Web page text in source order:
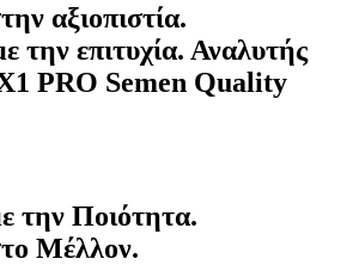
αξιοπιστία.
την επιτυχία. Αναλυτής
PRO Semen Quality
την Ποιότητα.
Μέλλον.